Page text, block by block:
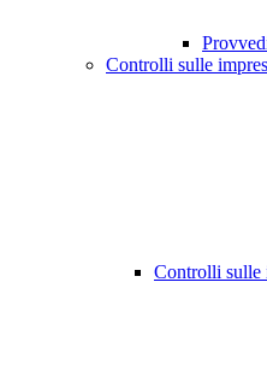
Controlli sulle
Controlli sulle